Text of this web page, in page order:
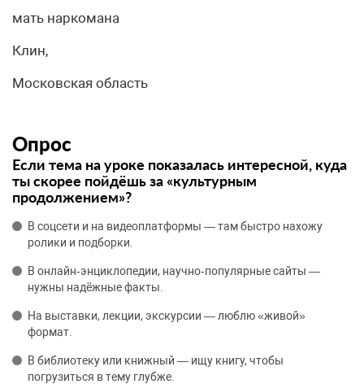
мать наркомана
Клин,
Московская область
Опрос
Если тема на уроке показалась интересной, куда
ты скорее пойдёшь за «культурным
продолжением»?
В соцсети и на видеоплатформы — там быстро нахожу
ролики и подборки.
В онлайн‑энциклопедии, научно‑популярные сайты —
нужны надёжные факты.
На выставки, лекции, экскурсии — люблю «живой»
формат.
В библиотеку или книжный — ищу книгу, чтобы
погрузиться в тему глубже.